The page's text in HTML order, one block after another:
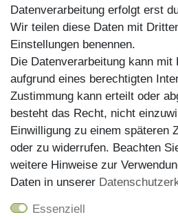
Kundenservice
Impressum
Datenschutz
AGB
Widerrufsrecht
Datenverarbeitung erfolgt erst
Wir teilen diese Daten mit
Einstellungen benennen.
Die Datenverarbeitung kann mit
aufgrund eines berechtigten
Zustimmung kann erteilt oder
besteht das Recht, nicht
Einwilligung zu einem späteren
oder zu widerrufen. Beachten
weitere Hinweise zur
Daten in unserer
Essenziell